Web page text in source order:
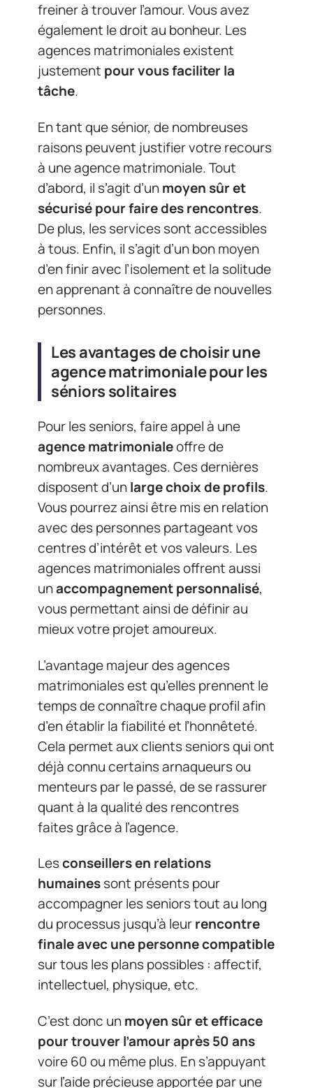
freiner à trouver l’amour. Vous avez
également le droit au bonheur. Les
agences matrimoniales existent
justement pour vous faciliter la
tâche.
En tant que sénior, de nombreuses
raisons peuvent justifier votre recours
à une agence matrimoniale. Tout
d’abord, il s’agit d’unmoyen sûr et
sécurisé pour faire des rencontres.
De plus, les services sont accessibles
à tous. Enfin, il s’agit d’un bon moyen
d’en finir avec l’isolement et la solitude
en apprenant à connaître de nouvelles
personnes.
Les avantages de choisir une
agence matrimoniale pour les
séniors solitaires
Pour les seniors, faire appel à une
agence matrimonialeoffre de
nombreux avantages. Ces dernières
disposent d’unlarge choix de profils.
Vous pourrez ainsi être mis en relation
avec des personnes partageant vos
centres d’intérêt et vos valeurs. Les
agences matrimoniales offrent aussi
unaccompagnement personnalisé,
vous permettant ainsi de définir au
mieux votre projet amoureux.
L’avantage majeur des agences
matrimoniales est qu’elles prennent le
temps de connaître chaque profil afin
d’en établir la fiabilité et l’honnêteté.
Cela permet aux clients seniors qui ont
déjà connu certains arnaqueurs ou
menteurs par le passé, de se rassurer
quant à la qualité des rencontres
faites grâce à l’agence.
Lesconseillers en relations
humainessont présents pour
accompagner les seniors tout au long
du processus jusqu’à leurrencontre
finale avec une personne compatible
sur tous les plans possibles : affectif,
intellectuel, physique, etc.
C’est donc unmoyen sûr et efficace
pour trouver l’amour après 50 ans
voire 60 ou même plus. En s’appuyant
sur l’aide précieuse apportée par une